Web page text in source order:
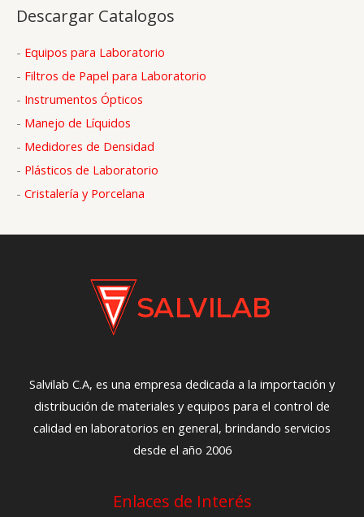
c
Descargar Catalogos
- Equipos para Laboratorio
- Filtros de Papel para Laboratorio
- Instrumentos Ópticos
- Manejo de Líquidos
- Medidores de Densidad
- Plásticos de Laboratorio
- Cristalería y Porcelana
Salvilab C.A, es una empresa dedicada a la importación y
distribución de materiales y equipos para el control de
calidad en laboratorios en general, brindando servicios
desde el año 2006
Enlaces de Interés